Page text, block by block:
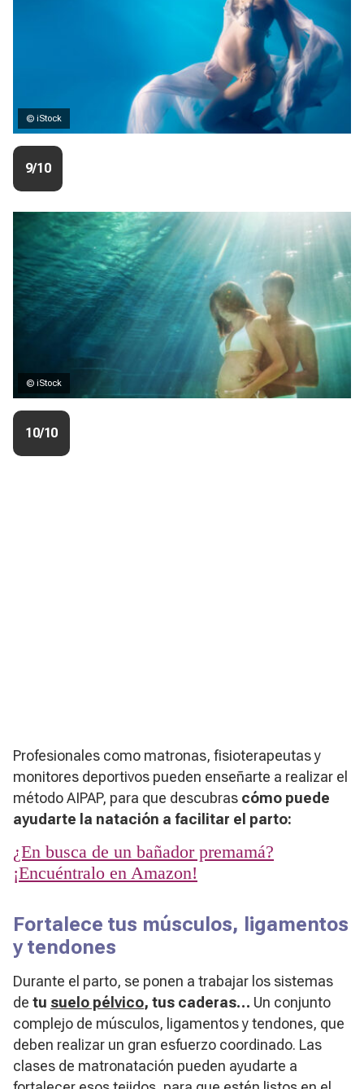
© iStock
9/10
© iStock
10/10
Profesionales como matronas, fisioterapeutas y
monitores deportivos pueden enseñarte a realizar el
método AIPAP, para que descubras cómo puede
ayudarte la natación a facilitar el parto:
¿En busca de un bañador premamá?
¡Encuéntralo en Amazon!
Fortalece tus músculos, ligamentos
y tendones
Durante el parto, se ponen a trabajar los sistemas
de tu suelo pélvico, tus caderas… Un conjunto
complejo de músculos, ligamentos y tendones, que
deben realizar un gran esfuerzo coordinado. Las
clases de matronatación pueden ayudarte a